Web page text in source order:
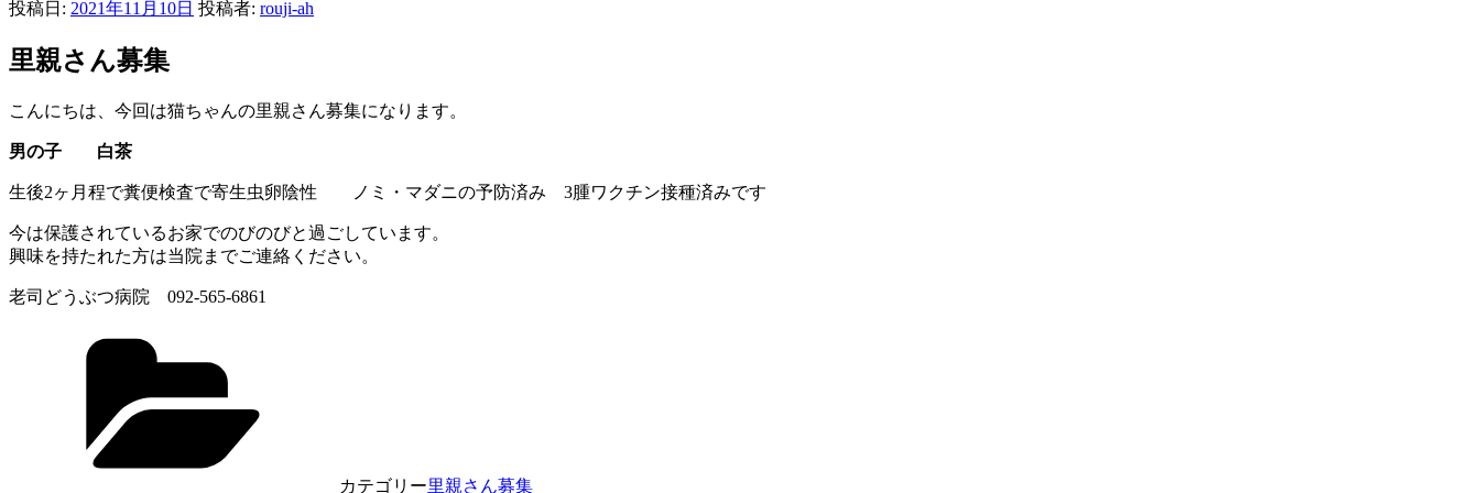
投稿日: 2021年11月10日 投稿者: rouji-ah
里親さん募集
こんにちは、今回は猫ちゃんの里親さん募集になります。
男の子 白茶
生後2ヶ月程で糞便検査で寄生虫卵陰性 ノミ・マダニの予防済み 3腫ワクチン接種済みです
今は保護されているお家でのびのびと過ごしています。
興味を持たれた方は当院までご連絡ください。
老司どうぶつ病院 092-565-6861
カテゴリー里親さん募集